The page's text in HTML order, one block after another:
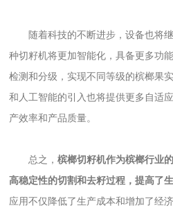
随着科技的不断进步，设备也将继
种切籽机将更加智能化，具备更多功
检测和分级，实现不同等级的槟榔果
和人工智能的引入也将提供更多自适
产效率和产品质量。
总之，槟榔切籽机作为槟榔行业
高稳定性的切割和去籽过程，提高了
应用不仅降低了生产成本和增加了经